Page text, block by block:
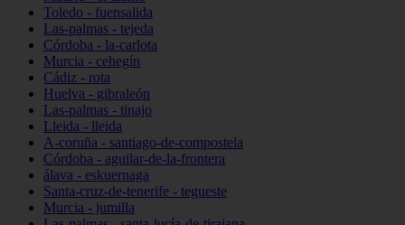
Toledo - fuensalida
Las-palmas - tejeda
Córdoba - la-carlota
Murcia - cehegín
Cádiz - rota
Huelva - gibraleón
Las-palmas - tinajo
Lleida - lleida
A-coruña - santiago-de-compostela
Córdoba - aguilar-de-la-frontera
álava - eskuernaga
Santa-cruz-de-tenerife - tegueste
Murcia - jumilla